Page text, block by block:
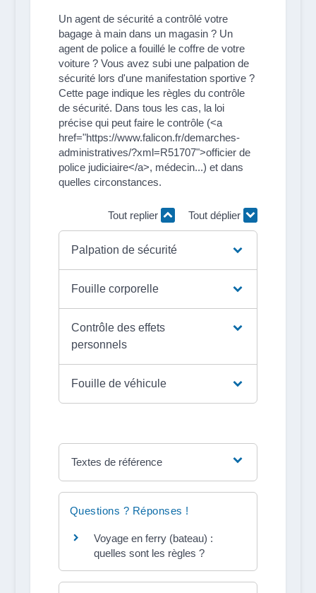
Un agent de sécurité a contrôlé votre
bagage à main dans un magasin ? Un
agent de police a fouillé le coffre de votre
voiture ? Vous avez subi une palpation de
sécurité lors d'une manifestation sportive ?
Cette page indique les règles du contrôle
de sécurité. Dans tous les cas, la loi
précise qui peut faire le contrôle (<a
href="https://www.falicon.fr/demarches-
administratives/?xml=R51707">officier de
police judiciaire</a>, médecin...) et dans
quelles circonstances.
Tout replier Tout déplier
Palpation de sécurité
Fouille corporelle
Contrôle des effets
personnels
Fouille de véhicule
Textes de référence
Questions ? Réponses !
Voyage en ferry (bateau) :
quelles sont les règles ?